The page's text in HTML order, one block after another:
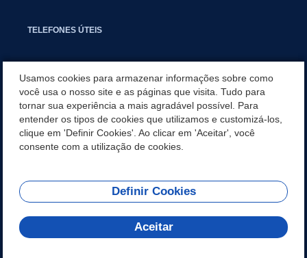
TELEFONES ÚTEIS
NOTÍCIAS
APLICATIVO
REDES SOCIAIS
Usamos cookies para armazenar informações sobre como
você usa o nosso site e as páginas que visita. Tudo para
tornar sua experiência a mais agradável possível. Para
entender os tipos de cookies que utilizamos e customizá-los,
clique em 'Definir Cookies'. Ao clicar em 'Aceitar', você
consente com a utilização de cookies.
Definir Cookies
Aceitar